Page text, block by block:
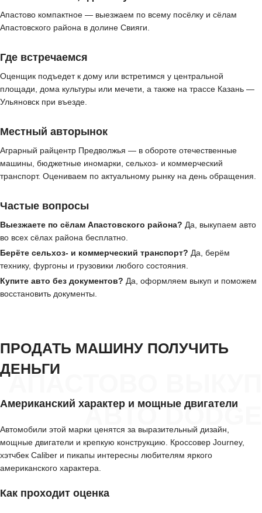
Апастово компактное — выезжаем по всему посёлку и сёлам
Апастовского района в долине Свияги.
Где встречаемся
Оценщик подъедет к дому или встретимся у центральной
площади, дома культуры или мечети, а также на трассе Казань —
Ульяновск при въезде.
Местный авторынок
Аграрный райцентр Предволжья — в обороте отечественные
машины, бюджетные иномарки, сельхоз- и коммерческий
транспорт. Оцениваем по актуальному рынку на день обращения.
Частые вопросы
Выезжаете по сёлам Апастовского района? Да, выкупаем авто
во всех сёлах района бесплатно.
Берёте сельхоз- и коммерческий транспорт? Да, берём
технику, фургоны и грузовики любого состояния.
Купите авто без документов? Да, оформляем выкуп и поможем
восстановить документы.
АПАСТОВО ВЫКУП
АВТО DODGE
ПРОДАТЬ МАШИНУ ПОЛУЧИТЬ
ДЕНЬГИ
Американский характер и мощные двигатели
Автомобили этой марки ценятся за выразительный дизайн,
мощные двигатели и крепкую конструкцию. Кроссовер Journey,
хэтчбек Caliber и пикапы интересны любителям яркого
американского характера.
Как проходит оценка